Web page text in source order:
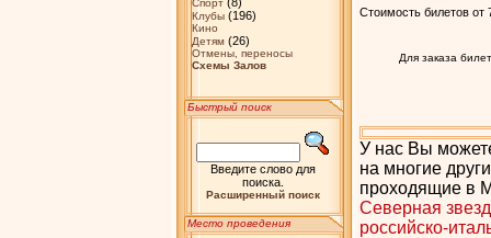
Спорт
Клубы(196)
Кино
Детям(26)
Отмены, переносы
Схемы Залов
Быстрый поиск
Введите слово для
поиска.
Расширенный поиск
Место проведения
Стоимость билетов от
Для заказа
У нас Вы
на многие
проходящие в
Северная
российско-